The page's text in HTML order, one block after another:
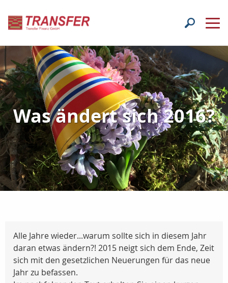
Was ändert sich 2016?
Alle Jahre wieder...warum sollte sich in diesem Jahr
daran etwas ändern?! 2015 neigt sich dem Ende, Zeit
sich mit den gesetzlichen Neuerungen für das neue
Jahr zu befassen.